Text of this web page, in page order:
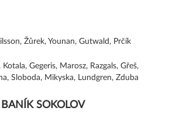
Žůrek, Younan, Gutwald, Prčík
Gegeris, Marosz, Razgals, Gřeš,
Sloboda, Mikyska, Lundgren, Zduba
SOKOLOV